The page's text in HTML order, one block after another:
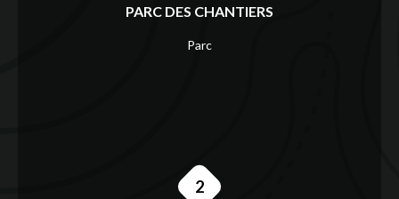
PARC DES CHANTIERS
Parc
2